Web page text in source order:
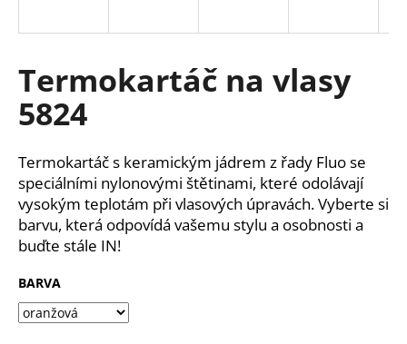
Termokartáč na vlasy
5824
Termokartáč s keramickým jádrem z řady Fluo se
speciálními nylonovými štětinami, které odolávají
vysokým teplotám při vlasových úpravách. Vyberte si
barvu, která odpovídá vašemu stylu a osobnosti a
buďte stále IN!
BARVA
í
t
?
HLEDAT
D
o
p